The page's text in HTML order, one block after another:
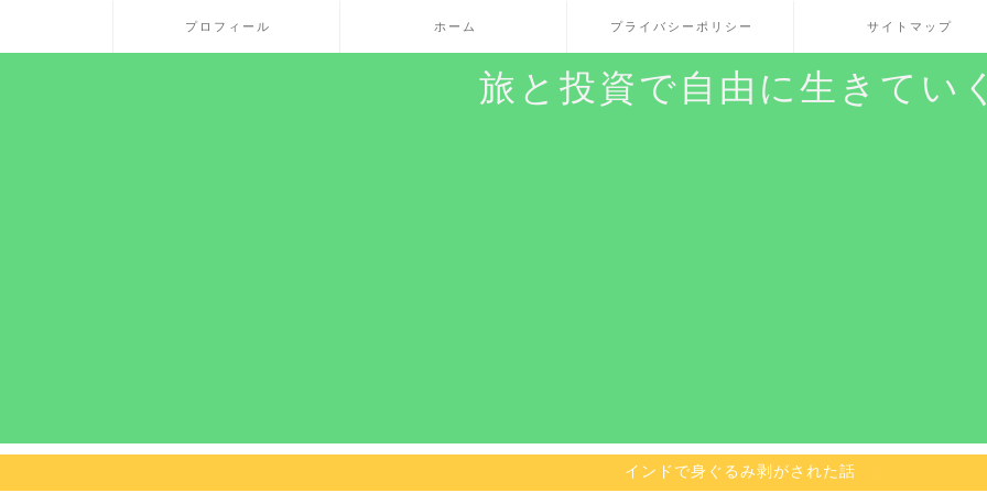
プロフィール ホーム プライバシーポリシー サイトマップ
旅と投資で自由に生きていく
インドで身ぐるみ剥がされた話